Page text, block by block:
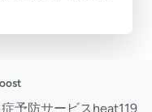
予防サービスheat119